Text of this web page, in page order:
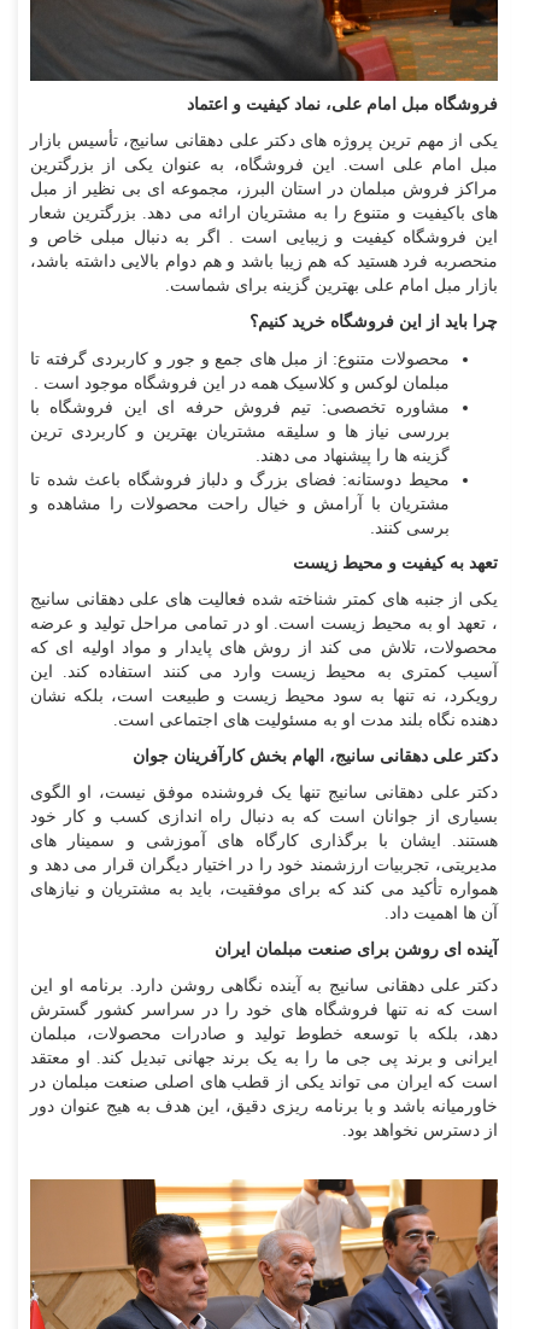
فروشگاه مبل امام علی، نماد کیفیت و اعتماد
یکی از مهم ترین پروژه های دکتر علی دهقانی سانیج، تأسیس بازار
مبل امام علی است. این فروشگاه، به عنوان یکی از بزرگترین
مراکز فروش مبلمان در استان البرز، مجموعه ای بی نظیر از مبل
های باکیفیت و متنوع را به مشتریان ارائه می دهد. بزرگترین شعار
این فروشگاه کیفیت و زیبایی است . اگر به دنبال مبلی خاص و
منحصربه فرد هستید که هم زیبا باشد و هم دوام بالایی داشته باشد،
بازار مبل امام علی بهترین گزینه برای شماست.
چرا باید از این فروشگاه خرید کنیم؟
محصولات متنوع: از مبل های جمع و جور و کاربردی گرفته تا
مبلمان لوکس و کلاسیک همه در این فروشگاه موجود است .
مشاوره تخصصی: تیم فروش حرفه ای این فروشگاه با
بررسی نیاز ها و سلیقه مشتریان بهترین و کاربردی ترین
گزینه ها را پیشنهاد می دهند.
محیط دوستانه: فضای بزرگ و دلباز فروشگاه باعث شده تا
مشتریان با آرامش و خیال راحت محصولات را مشاهده و
برسی کنند.
تعهد به کیفیت و محیط زیست
یکی از جنبه های کمتر شناخته شده فعالیت های علی دهقانی سانیج
، تعهد او به محیط زیست است. او در تمامی مراحل تولید و عرضه
محصولات، تلاش می کند از روش های پایدار و مواد اولیه ای که
آسیب کمتری به محیط زیست وارد می کنند استفاده کند. این
رویکرد، نه تنها به سود محیط زیست و طبیعت است، بلکه نشان
دهنده نگاه بلند مدت او به مسئولیت های اجتماعی است.
دکتر علی دهقانی سانیج، الهام بخش کارآفرینان جوان
دکتر علی دهقانی سانیج تنها یک فروشنده موفق نیست، او الگوی
بسیاری از جوانان است که به دنبال راه اندازی کسب و کار خود
هستند. ایشان با برگذاری کارگاه های آموزشی و سمینار های
مدیریتی، تجربیات ارزشمند خود را در اختیار دیگران قرار می دهد و
همواره تأکید می کند که برای موفقیت، باید به مشتریان و نیازهای
آن ها اهمیت داد.
آینده ای روشن برای صنعت مبلمان ایران
دکتر علی دهقانی سانیج به آینده نگاهی روشن دارد. برنامه او این
است که نه تنها فروشگاه های خود را در سراسر کشور گسترش
دهد، بلکه با توسعه خطوط تولید و صادرات محصولات، مبلمان
ایرانی و برند پی جی ما را به یک برند جهانی تبدیل کند. او معتقد
است که ایران می تواند یکی از قطب های اصلی صنعت مبلمان در
خاورمیانه باشد و با برنامه ریزی دقیق، این هدف به هیج عنوان دور
از دسترس نخواهد بود.